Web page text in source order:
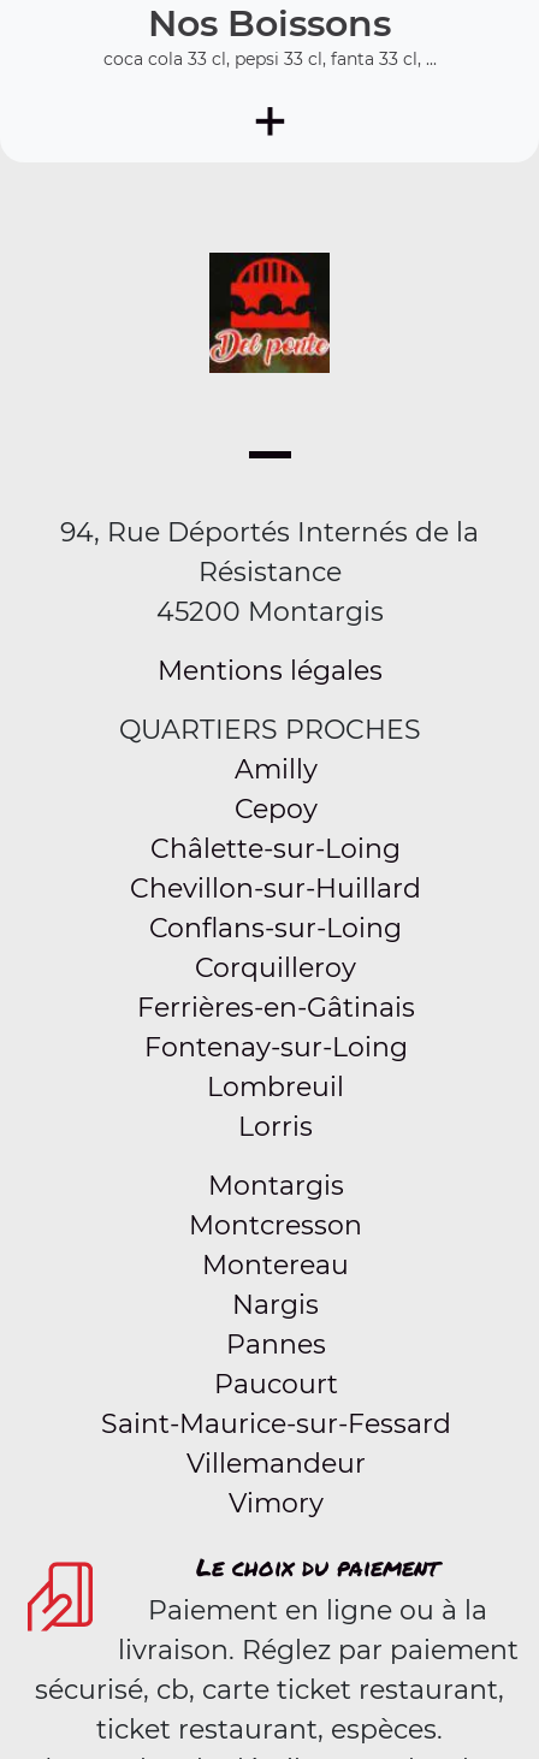
Nos Boissons
coca cola 33 cl, pepsi 33 cl, fanta 33 cl, ...
+
94, Rue Déportés Internés de la
Résistance
45200 Montargis
Mentions légales
QUARTIERS PROCHES
Amilly
Cepoy
Châlette-sur-Loing
Chevillon-sur-Huillard
Conflans-sur-Loing
Corquilleroy
Ferrières-en-Gâtinais
Fontenay-sur-Loing
Lombreuil
Lorris
Montargis
Montcresson
Montereau
Nargis
Pannes
Paucourt
Saint-Maurice-sur-Fessard
Villemandeur
Vimory
Le choix du paiement
Paiement en ligne ou à la
livraison. Réglez par paiement
sécurisé, cb, carte ticket restaurant,
ticket restaurant, espèces.